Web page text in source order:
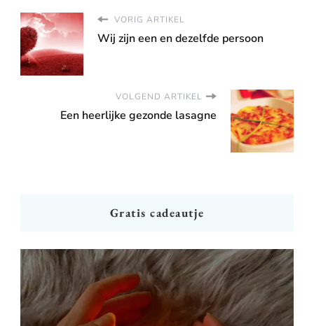
VORIG ARTIKEL
Wij zijn een en dezelfde persoon
VOLGEND ARTIKEL
Een heerlijke gezonde lasagne
Gratis cadeautje